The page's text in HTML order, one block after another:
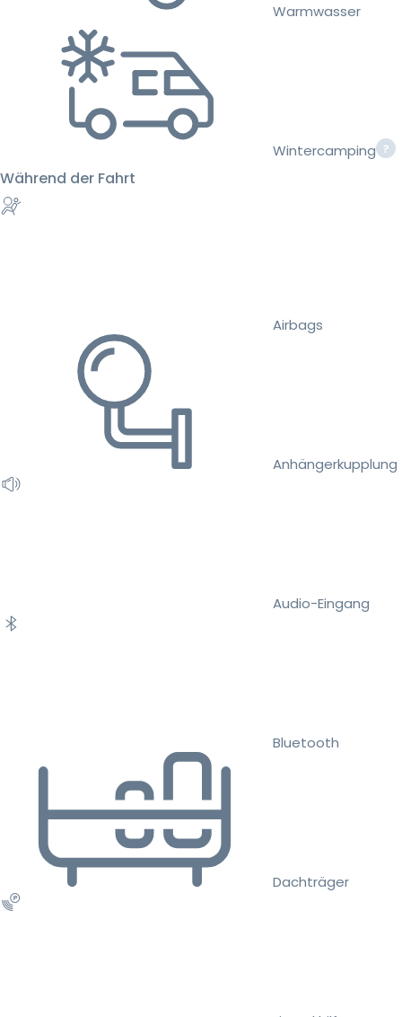
Warmwasser
Wintercamping
Während der Fahrt
Airbags
Anhängerkupplung
Audio-Eingang
Bluetooth
Dachträger